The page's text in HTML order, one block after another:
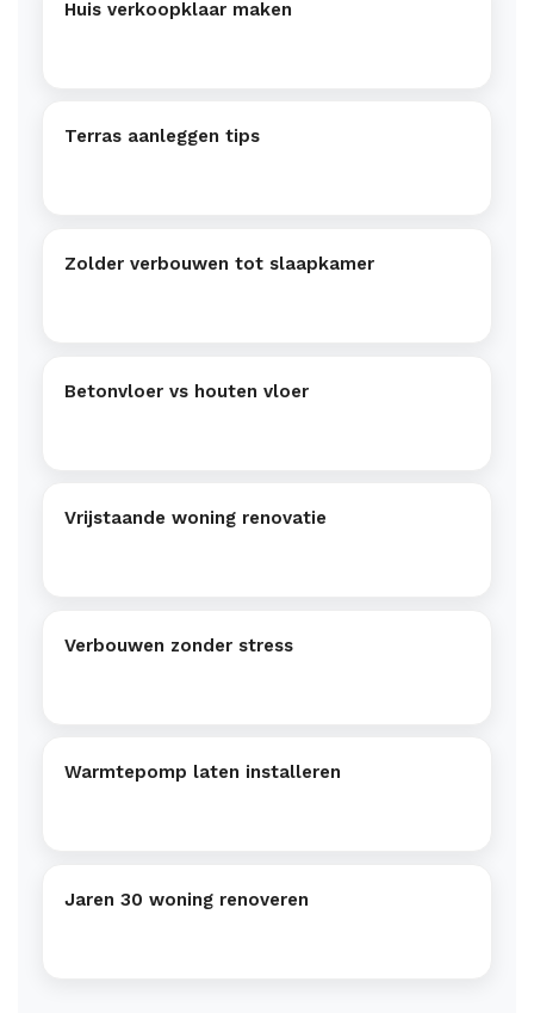
Huis verkoopklaar maken
Terras aanleggen tips
Zolder verbouwen tot slaapkamer
Betonvloer vs houten vloer
Vrijstaande woning renovatie
Verbouwen zonder stress
Warmtepomp laten installeren
Jaren 30 woning renoveren